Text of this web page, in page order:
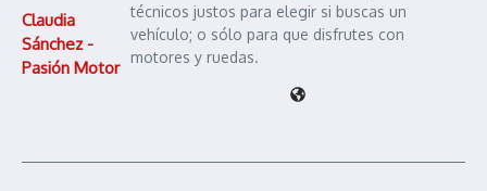
Claudia
Sánchez -
Pasión Motor
técnicos justos para elegir si buscas un
vehículo; o sólo para que disfrutes con
motores y ruedas.